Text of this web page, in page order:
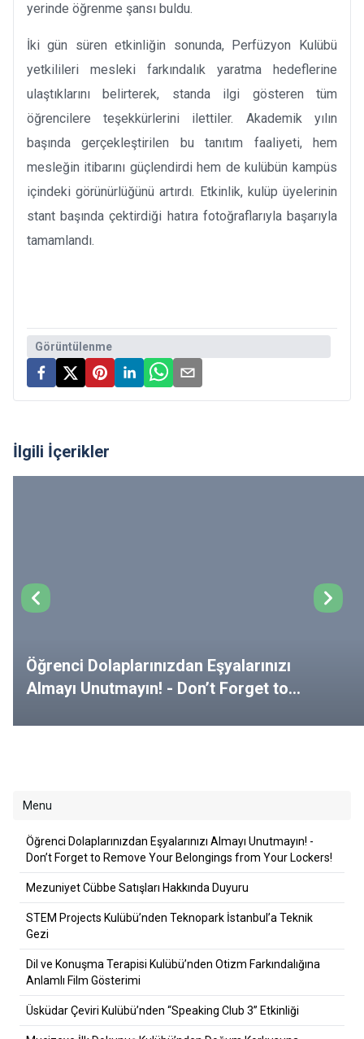
yerinde öğrenme şansı buldu.
İki gün süren etkinliğin sonunda, Perfüzyon Kulübü
yetkilileri mesleki farkındalık yaratma hedeflerine
ulaştıklarını belirterek, standa ilgi gösteren tüm
öğrencilere teşekkürlerini ilettiler. Akademik yılın
başında gerçekleştirilen bu tanıtım faaliyeti, hem
mesleğin itibarını güçlendirdi hem de kulübün kampüs
içindeki görünürlüğünü artırdı. Etkinlik, kulüp üyelerinin
stant başında çektirdiği hatıra fotoğraflarıyla başarıyla
tamamlandı.
Görüntülenme
İlgili İçerikler
Öğrenci Dolaplarınızdan Eşyalarınızı
Almayı Unutmayın! - Don’t Forget to
Menu
Öğrenci Dolaplarınızdan Eşyalarınızı Almayı Unutmayın! -
Don’t Forget to Remove Your Belongings from Your Lockers!
Mezuniyet Cübbe Satışları Hakkında Duyuru
STEM Projects Kulübü’nden Teknopark İstanbul’a Teknik
Gezi
Dil ve Konuşma Terapisi Kulübü’nden Otizm Farkındalığına
Anlamlı Film Gösterimi
Üsküdar Çeviri Kulübü’nden “Speaking Club 3” Etkinliği